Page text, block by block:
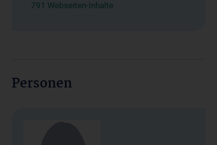
791 Webseiten-Inhalte
Personen